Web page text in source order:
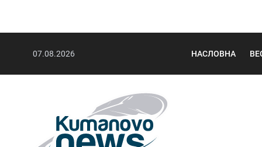
07.08.2026 НАСЛОВНА